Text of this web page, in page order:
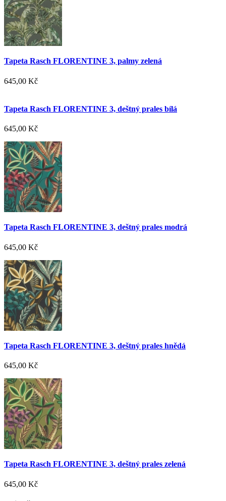
Tapeta Rasch FLORENTINE 3, palmy zelená
645,00 Kč
Tapeta Rasch FLORENTINE 3, deštný prales bílá
645,00 Kč
Tapeta Rasch FLORENTINE 3, deštný prales modrá
645,00 Kč
Tapeta Rasch FLORENTINE 3, deštný prales hnědá
645,00 Kč
Tapeta Rasch FLORENTINE 3, deštný prales zelená
645,00 Kč